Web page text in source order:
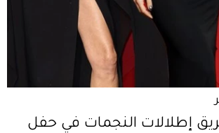
إطلالات النجمات في حفل